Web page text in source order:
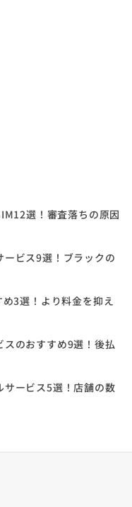
選！審査落ちの原因
ビス9選！ブラックの
3選！より料金を抑え
のおすすめ9選！後払
ービス5選！店舗の数